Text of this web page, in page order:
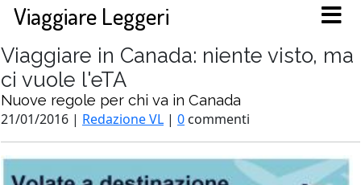
Viaggiare Leggeri
Viaggiare in Canada: niente visto, ma
ci vuole l'eTA
Nuove regole per chi va in Canada
21/01/2016 | Redazione VL | 0 commenti